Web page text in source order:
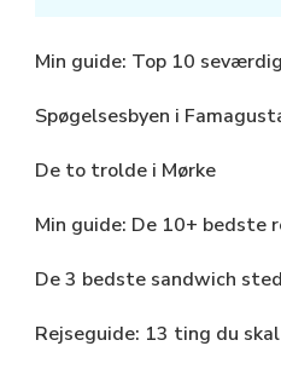
Min guide: Top 10
Spøgelsesbyen i
De to trolde i Mørke
Min guide: De 10+ bedste
De 3 bedste sandwich
Rejseguide: 13 ting du